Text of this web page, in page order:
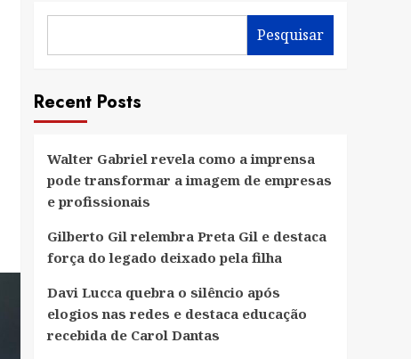
Pesquisar
Recent Posts
Walter Gabriel revela como a imprensa
pode transformar a imagem de empresas
e profissionais
Gilberto Gil relembra Preta Gil e destaca
força do legado deixado pela filha
Davi Lucca quebra o silêncio após
elogios nas redes e destaca educação
recebida de Carol Dantas